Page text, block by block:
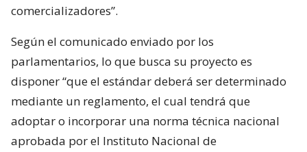
comercializadores”.
Según el comunicado enviado por los
parlamentarios, lo que busca su proyecto es
disponer “que el estándar deberá ser determinado
mediante un reglamento, el cual tendrá que
adoptar o incorporar una norma técnica nacional
aprobada por el Instituto Nacional de